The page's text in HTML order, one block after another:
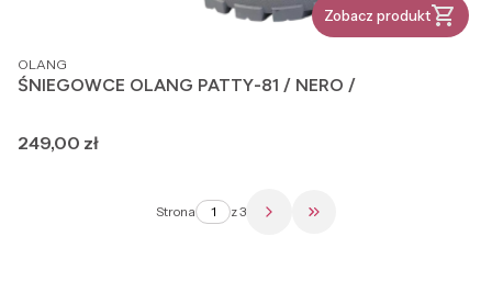
Zobacz produkt
PRODUCENT
OLANG
ŚNIEGOWCE OLANG PATTY-81 / NERO /
Cena
249,00 zł
Strona z 3 Przejdź do ostatniej